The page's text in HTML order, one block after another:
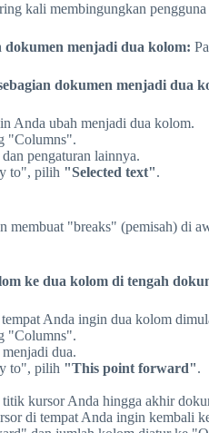
kali membingungkan pengguna
menjadi dua kolom:
dokumen menjadi dua
Anda ubah menjadi dua kolom.
"Columns".
pengaturan lainnya.
to", pilih "Selected text".
membuat "breaks" (pemisah) di
ke dua kolom di tengah
Anda ingin dua kolom
"Columns".
dua.
to", pilih "This point forward".
titik kursor Anda hingga akhir
di tempat Anda ingin kembali